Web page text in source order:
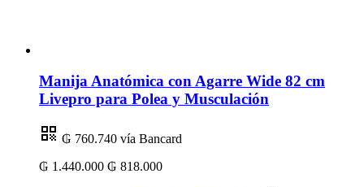
Manija Anatómica con Agarre Wide 82 cm
Livepro para Polea y Musculación
₲ 760.740 vía Bancard
₲ 1.440.000 ₲ 818.000